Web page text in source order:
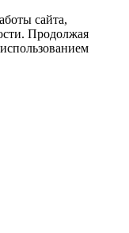
сайта,
Продолжая